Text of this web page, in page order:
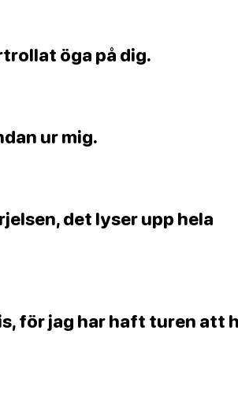
öga på dig.
ur mig.
det lyser upp hela
för jag har haft turen att